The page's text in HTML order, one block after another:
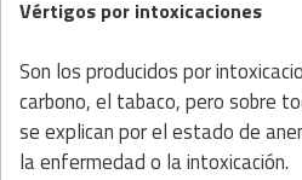
Vértigos por intoxicaciones
Son los producidos por
carbono, el tabaco, pero sobre
se explican por el estado de
la enfermedad o la intoxicación.